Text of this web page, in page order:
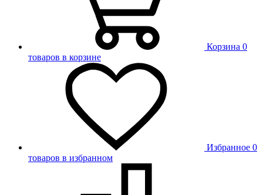
Корзина 0
товаров в корзине
Избранное 0
товаров в избранном